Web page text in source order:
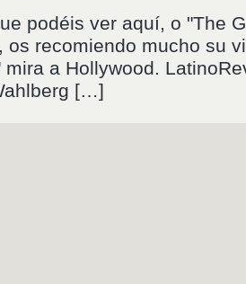
podéis ver aquí, o "The
os recomiendo mucho su
mira a Hollywood.
[…]